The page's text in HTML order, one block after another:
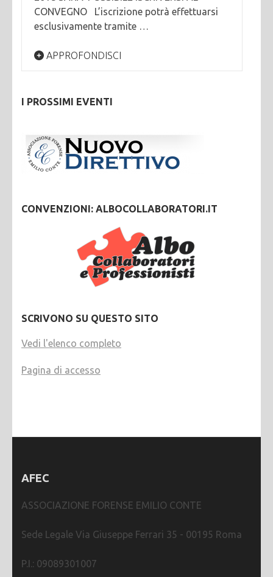
CONVEGNO L’iscrizione potrà effettuarsi
esclusivamente tramite …
APPROFONDISCI
I PROSSIMI EVENTI
CONVENZIONI: ALBOCOLLABORATORI.IT
SCRIVONO SU QUESTO SITO
Vedi l'elenco completo
Pagina di accesso
AFEC
ASSOCIAZIONE FORENSE EMILIO CONTE
Sede Legale Via Giuseppe Ferrari 35 - 00195 Roma
P.I.: 09089301007